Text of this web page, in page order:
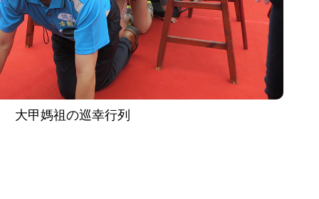
大甲媽祖の巡幸行列